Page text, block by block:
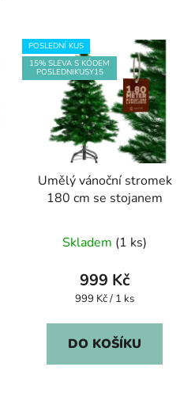
POSLEDNÍ KUS
15% SLEVA S KÓDEM
POSLEDNIKUSY15
Umělý vánoční stromek
180 cm se stojanem
Skladem (1 ks)
999 Kč
Měrná
999 Kč / 1 ks
DO KOŠÍKU